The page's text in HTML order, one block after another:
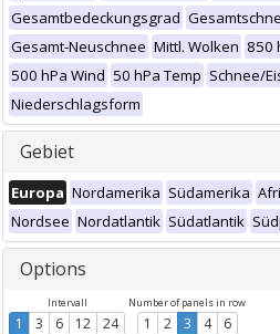
Gesamtbedeckungsgrad
Gesamt-Neuschnee Mittl. Wolken 850
500 hPa Wind 50 hPa Temp Schnee/
Niederschlagsform
Gebiet
Europa Nordamerika Südamerika
Nordsee Nordatlantik Südatlantik
Options
Intervall
1 3 6 12 24
Number of panels in row
1 2 3 4 6